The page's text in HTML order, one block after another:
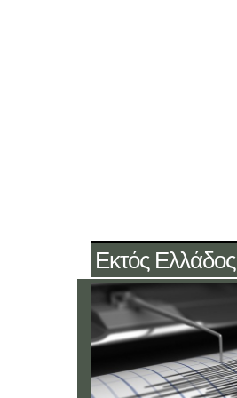
Εκτός Ελλάδος